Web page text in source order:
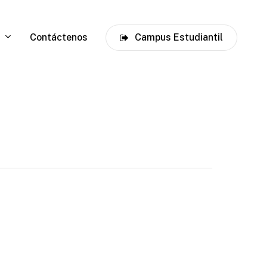
Contáctenos Campus Estudiantil